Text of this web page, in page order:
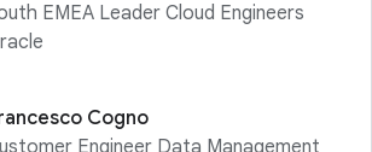
EMEA Leader Cloud Engineers
Cogno